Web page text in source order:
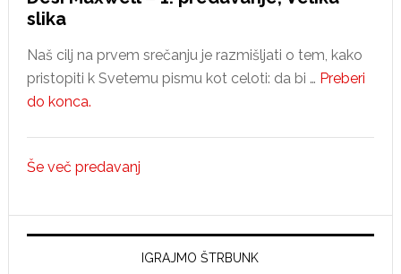
slika
Naš cilj na prvem srečanju je razmišljati o tem, kako
pristopiti k Svetemu pismu kot celoti: da bi … Preberi
do konca.about
–
predavanje,
Velika
Še več predavanj
IGRAJMO ŠTRBUNK